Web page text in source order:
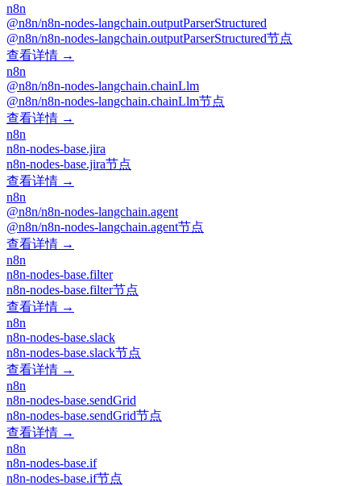
n8n
@n8n/n8n-nodes-langchain.outputParserStructured
@n8n/n8n-nodes-langchain.outputParserStructured节点
查看详情 →
n8n
@n8n/n8n-nodes-langchain.chainLlm
@n8n/n8n-nodes-langchain.chainLlm节点
查看详情 →
n8n
n8n-nodes-base.jira
n8n-nodes-base.jira节点
查看详情 →
n8n
@n8n/n8n-nodes-langchain.agent
@n8n/n8n-nodes-langchain.agent节点
查看详情 →
n8n
n8n-nodes-base.filter
n8n-nodes-base.filter节点
查看详情 →
n8n
n8n-nodes-base.slack
n8n-nodes-base.slack节点
查看详情 →
n8n
n8n-nodes-base.sendGrid
n8n-nodes-base.sendGrid节点
查看详情 →
n8n
n8n-nodes-base.if
n8n-nodes-base.if节点